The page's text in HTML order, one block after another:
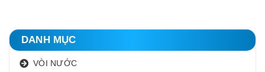
DANH MỤC
VÒI NƯỚC